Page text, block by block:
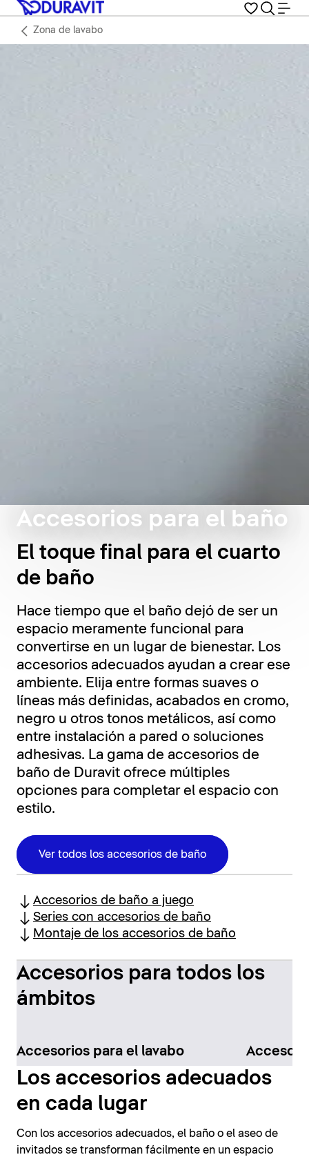
Zona de lavabo
Accesorios para el baño
El toque final para el cuarto
de baño
Hace tiempo que el baño dejó de ser un
espacio meramente funcional para
convertirse en un lugar de bienestar. Los
accesorios adecuados ayudan a crear ese
ambiente. Elija entre formas suaves o
líneas más definidas, acabados en cromo,
negro u otros tonos metálicos, así como
entre instalación a pared o soluciones
adhesivas. La gama de accesorios de
baño de Duravit ofrece múltiples
opciones para completar el espacio con
estilo.
Ver todos los accesorios de baño
Accesorios de baño a juego
Series con accesorios de baño
Montaje de los accesorios de baño
Accesorios para todos los
ámbitos
Accesorios para el lavabo
Los accesorios adecuados
en cada lugar
Con los accesorios adecuados, el baño o el aseo de
invitados se transforman fácilmente en un espacio